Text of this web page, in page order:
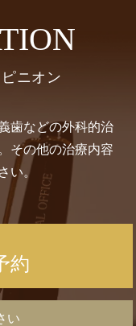
ニオン
歯などの外科的治
その他の治療内容
い。
約
い